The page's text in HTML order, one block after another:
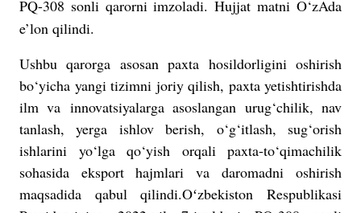
PQ-308 sonli qarorni imzoladi. Hujjat matni O‘zAda
e’lon qilindi.
Ushbu qarorga asosan paxta hosildorligini oshirish
bo‘yicha yangi tizimni joriy qilish, paxta yetishtirishda
ilm va innovatsiyalarga asoslangan urug‘chilik, nav
tanlash, yerga ishlov berish, o‘g‘itlash, sug‘orish
ishlarini yo‘lga qo‘yish orqali paxta-to‘qimachilik
sohasida eksport hajmlari va daromadni oshirish
maqsadida qabul qilindi.Oʻzbekiston Respublikasi